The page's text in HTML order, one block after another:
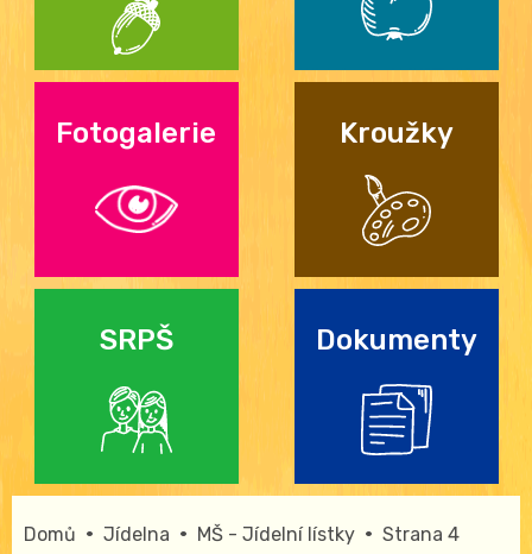
Fotogalerie Kroužky
SRPŠ Dokumenty
Domů • Jídelna • MŠ - Jídelní lístky • Strana 4